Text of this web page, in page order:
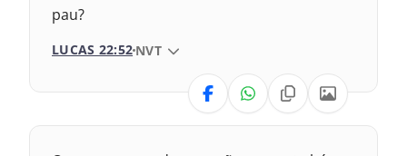
1993 – Almeida Revisada e Atualizada
pau?
LUCAS 22:52 VERSÃO DA BÍBLIA
NVT
VERSÃO